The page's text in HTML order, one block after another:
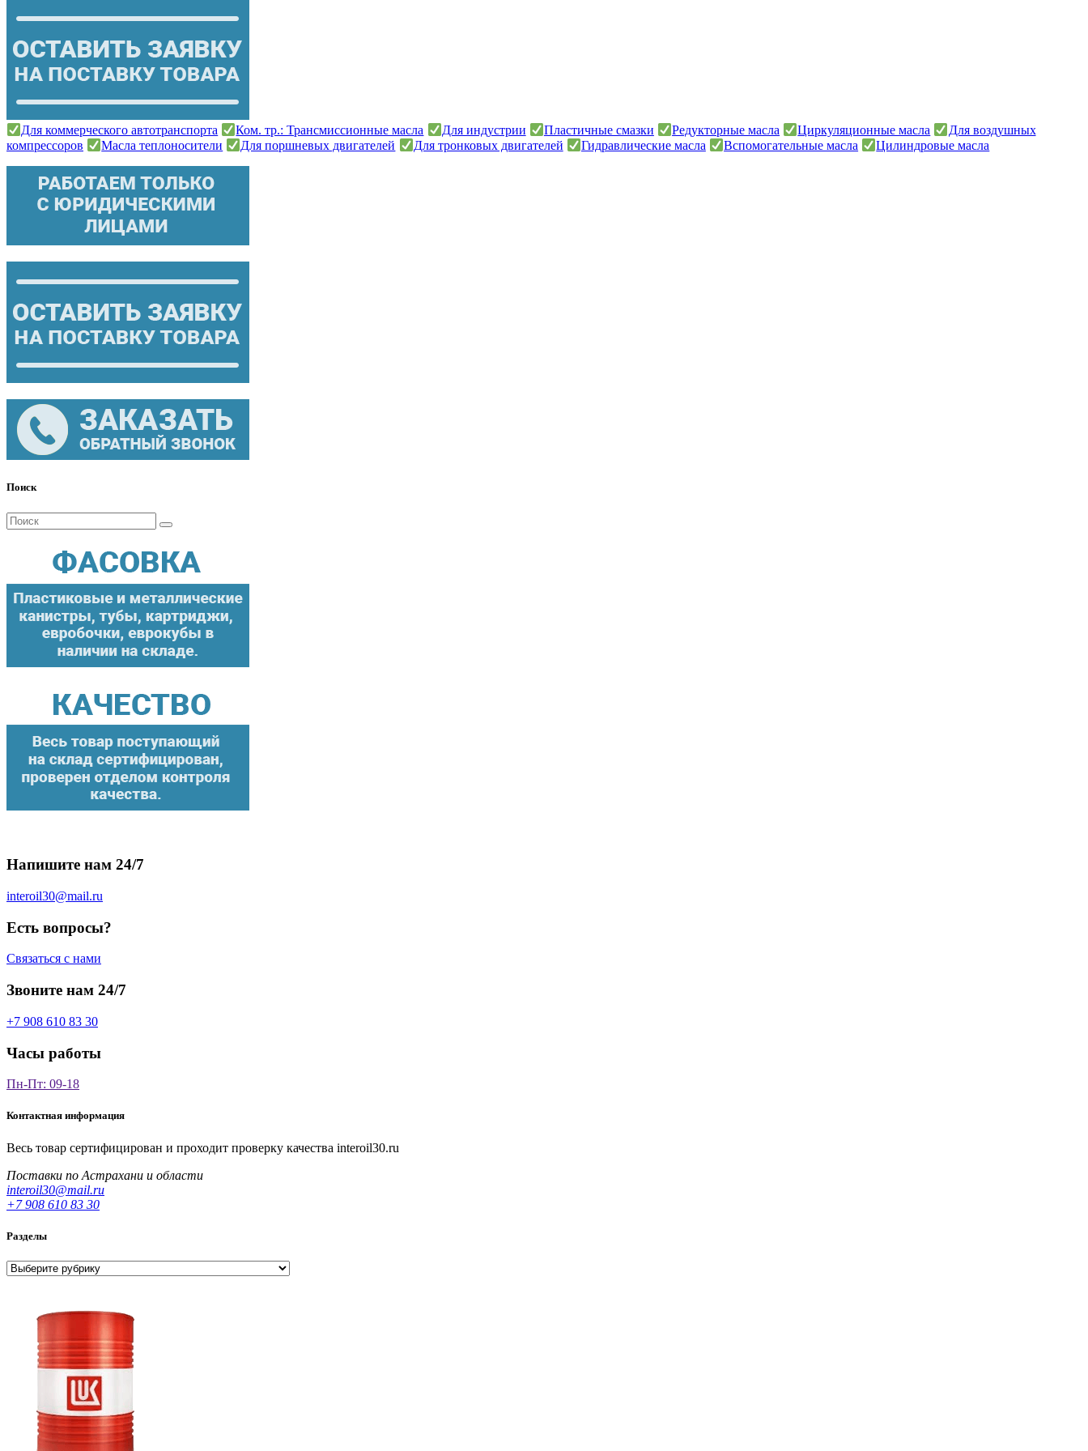
Для коммерческого автотранспорта Ком. тр.: Трансмиссионные масла Для индустрии Пластичные смазки Редукторные масла Циркуляционные масла
Для воздушных
компрессоров
Масла теплоносители Для поршневых двигателей Для тронковых двигателей Гидравлические масла Вспомогательные масла Цилиндровые масла
Поиск
Поиск
для:
Напишите нам 24/7
interoil30@mail.ru
Есть вопросы?
Связаться с нами
Звоните нам 24/7
+7 908 610 83 30
Часы работы
Пн-Пт: 09-18
Контактная информация
Весь товар сертифицирован и проходит проверку качества interoil30.ru
Поставки по Астрахани и области
interoil30@mail.ru
+7 908 610 83 30
Разделы
Разделы